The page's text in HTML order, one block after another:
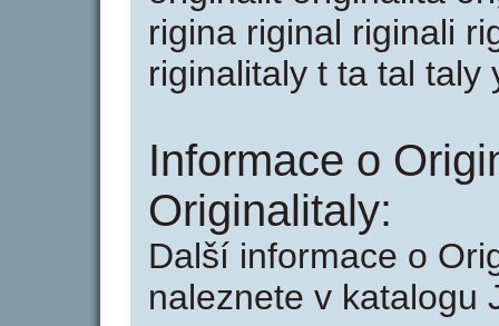
rigina riginal riginali
riginalitaly t ta tal taly
Informace o
Originalitaly:
Další informace o
naleznete v katalogu